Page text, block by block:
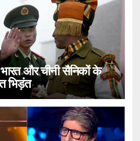
भारत और चीनी सैनिकों के
भिड़ंत